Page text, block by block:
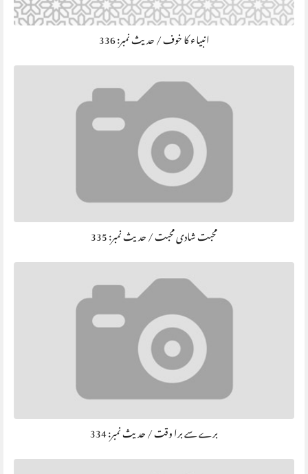
انبیاء کا خوف / حديث نمبر: 336
محبت شادی محبت / حديث نمبر: 335
برے سے برا وقت / حديث نمبر: 334